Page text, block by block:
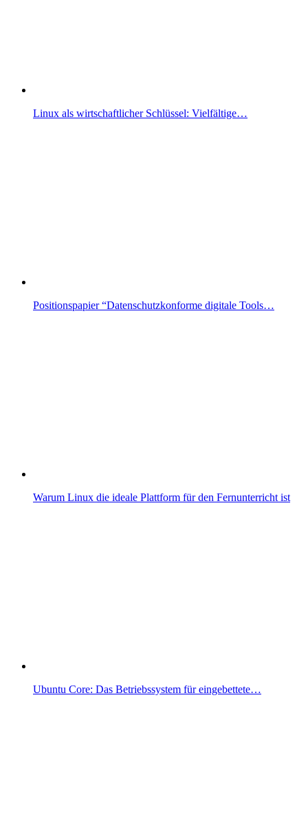
Linux als wirtschaftlicher Schlüssel: Vielfältige…
Positionspapier “Datenschutzkonforme digitale Tools…
Warum Linux die ideale Plattform für den Fernunterricht ist
Ubuntu Core: Das Betriebssystem für eingebettete…